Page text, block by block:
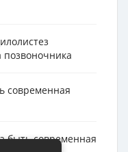
позвоночника
современная
быть современная